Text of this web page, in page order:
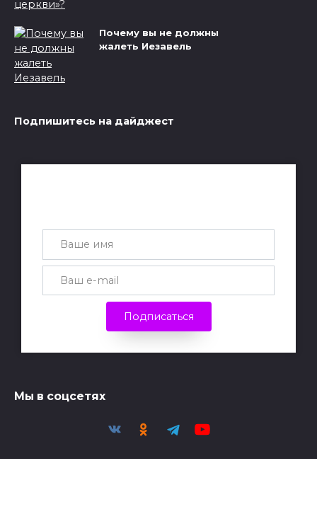
Почему вы не должны
жалеть Иезавель
Подпишитесь на дайджест
Подписаться
Мы в соцсетях